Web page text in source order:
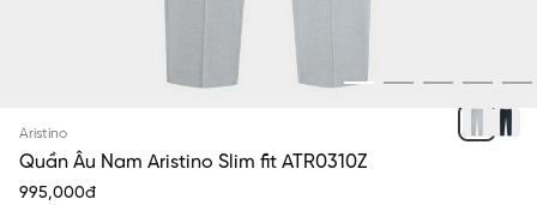
Aristino
Quần Âu Nam Aristino Slim fit ATR0310Z
995,000đ